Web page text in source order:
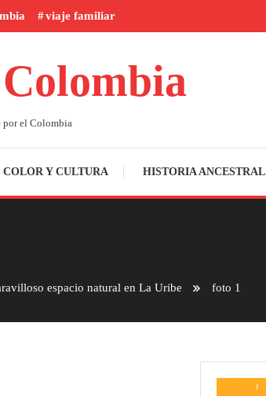
viaje familiar
por el Colombia
COLOR Y CULTURA HISTORIA ANCESTRAL
espacio natural en La Uribe foto 1